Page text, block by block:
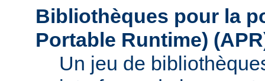
Bibliothèques pour la
Portable Runtime)
Un jeu de